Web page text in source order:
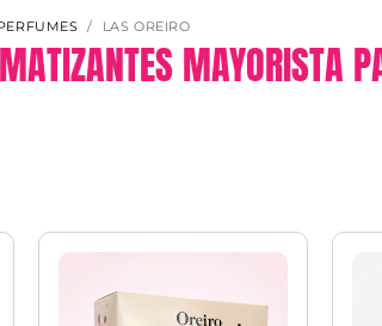
LAS OREIRO
MAYORISTA